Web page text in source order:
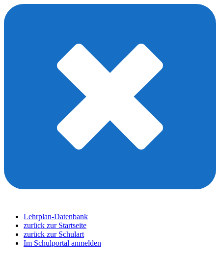
Lehrplan-Datenbank
zurück zur Startseite
zurück zur Schulart
Im Schulportal anmelden